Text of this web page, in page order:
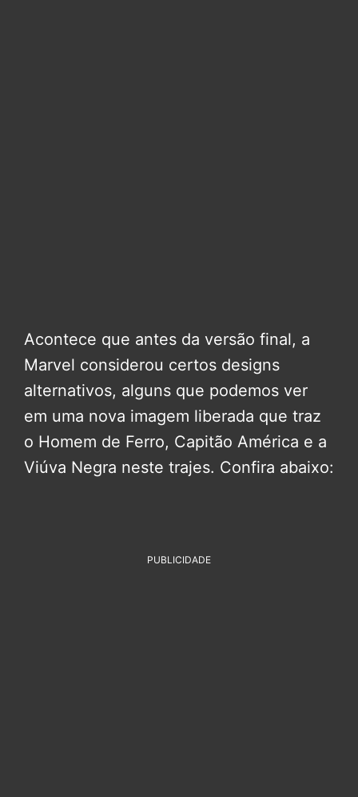
Acontece que antes da versão final, a
Marvel considerou certos designs
alternativos, alguns que podemos ver
em uma nova imagem liberada que traz
o Homem de Ferro, Capitão América e a
Viúva Negra neste trajes. Confira abaixo:
PUBLICIDADE